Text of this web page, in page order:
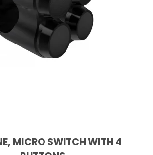
MICRO SWITCH WITH 4